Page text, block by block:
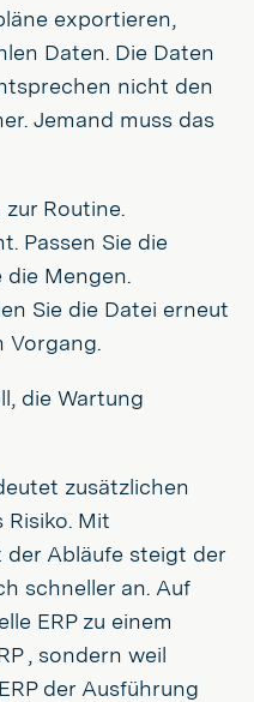
exportieren,
Daten. Die Daten
nicht den
Jemand muss das
Routine.
Passen Sie die
die Mengen.
Sie die Datei erneut
Vorgang.
die Wartung
zusätzlichen
Mit
Abläufe steigt der
schneller an. Auf
ERP zu einem
, sondern weil
der Ausführung